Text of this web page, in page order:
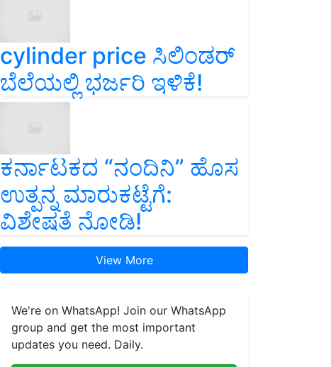
cylinder price ಸಿಲಿಂಡರ್‌
ಬೆಲೆಯಲ್ಲಿ ಭರ್ಜರಿ ಇಳಿಕೆ!
ಕರ್ನಾಟಕದ “ನಂದಿನಿ” ಹೊಸ
ಉತ್ಪನ್ನ ಮಾರುಕಟ್ಟೆಗೆ:
ವಿಶೇಷತೆ ನೋಡಿ!
View More
We're on WhatsApp! Join our WhatsApp
group and get the most important
updates you need. Daily.